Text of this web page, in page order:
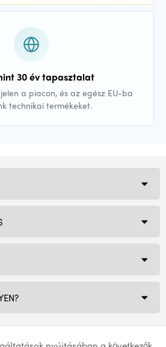
30 év tapasztalat
a piacon, és az egész EU-ba
technikai termékeket.